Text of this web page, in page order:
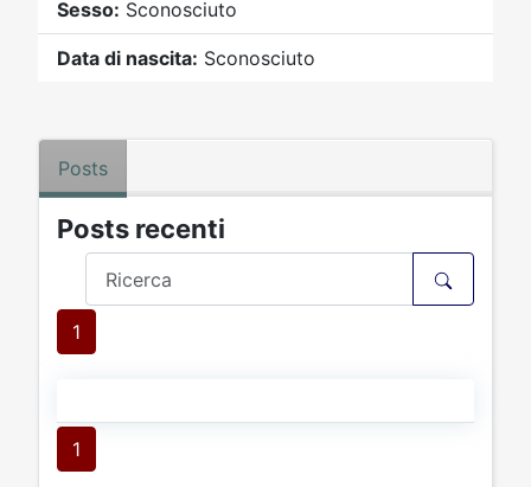
Sesso: Sconosciuto
Data di nascita: Sconosciuto
Posts
Posts recenti
1
1